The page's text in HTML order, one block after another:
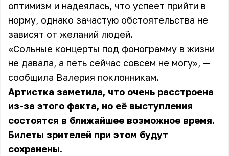
оптимизм и надеялась, что успеет прийти в
норму, однако зачастую обстоятельства не
зависят от желаний людей.
«Сольные концерты под фонограмму в жизни
не давала, а петь сейчас совсем не могу», —
сообщила Валерия поклонникам.
Артистка заметила, что очень расстроена
из-за этого факта, но её выступления
состоятся в ближайшее возможное время.
Билеты зрителей при этом будут
сохранены.